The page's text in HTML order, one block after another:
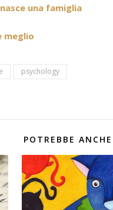
una famiglia
meglio
psychology
POTREBBE